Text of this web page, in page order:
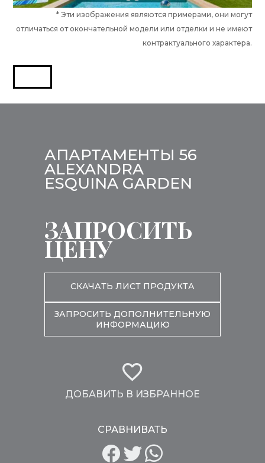
* Эти изображения являются примерами, они могут
отличаться от окончательной модели или отделки и не имеют
контрактуального характера.
АПАРТАМЕНТЫ 56
ALEXANDRA
ESQUINA GARDEN
ЗАПРОСИТЬ
ЦЕНУ
СКАЧАТЬ ЛИСТ ПРОДУКТА
ЗАПРОСИТЬ ДОПОЛНИТЕЛЬНУЮ
ИНФОРМАЦИЮ
ДОБАВИТЬ В ИЗБРАННОЕ
СРАВНИВАТЬ